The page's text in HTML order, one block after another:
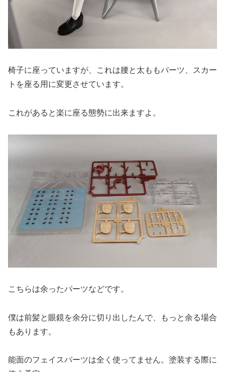
椅子に座っていますが、これは腰と太ももパーツ、スカー
トを座る用に変更させています。
これがあると楽に座る態勢に出来ますよ。
こちらは余ったパーツなどです。
僕は前髪と眼鏡を余分に切り出したんで、もっと余る場合
もあります。
能面のフェイスパーツは全く使ってません。塗装する際に